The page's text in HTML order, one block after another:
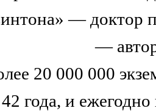
— доктор
—
20 000 000
года, и